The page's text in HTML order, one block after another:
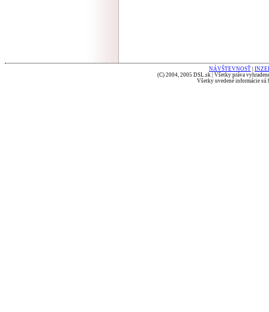
NÁVŠTEVNOSŤ
(C) 2004, 2005 DSL.sk | Všetky práva
Všetky uvedené informácie sú